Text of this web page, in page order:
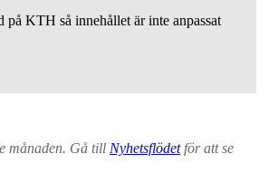
på KTH så innehållet är inte anpassat
månaden. Gå till Nyhetsflödetför att se